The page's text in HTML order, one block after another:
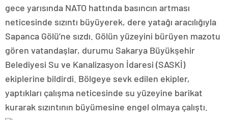
gece yarısında NATO hattında basıncın artması
neticesinde sızıntı büyüyerek, dere yatağı aracılığıyla
Sapanca Gölü’ne sızdı. Gölün yüzeyini bürüyen mazotu
gören vatandaşlar, durumu Sakarya Büyükşehir
Belediyesi Su ve Kanalizasyon İdaresi (SASKİ)
ekiplerine bildirdi. Bölgeye sevk edilen ekipler,
yaptıkları çalışma neticesinde su yüzeyine barikat
kurarak sızıntının büyümesine engel olmaya çalıştı.